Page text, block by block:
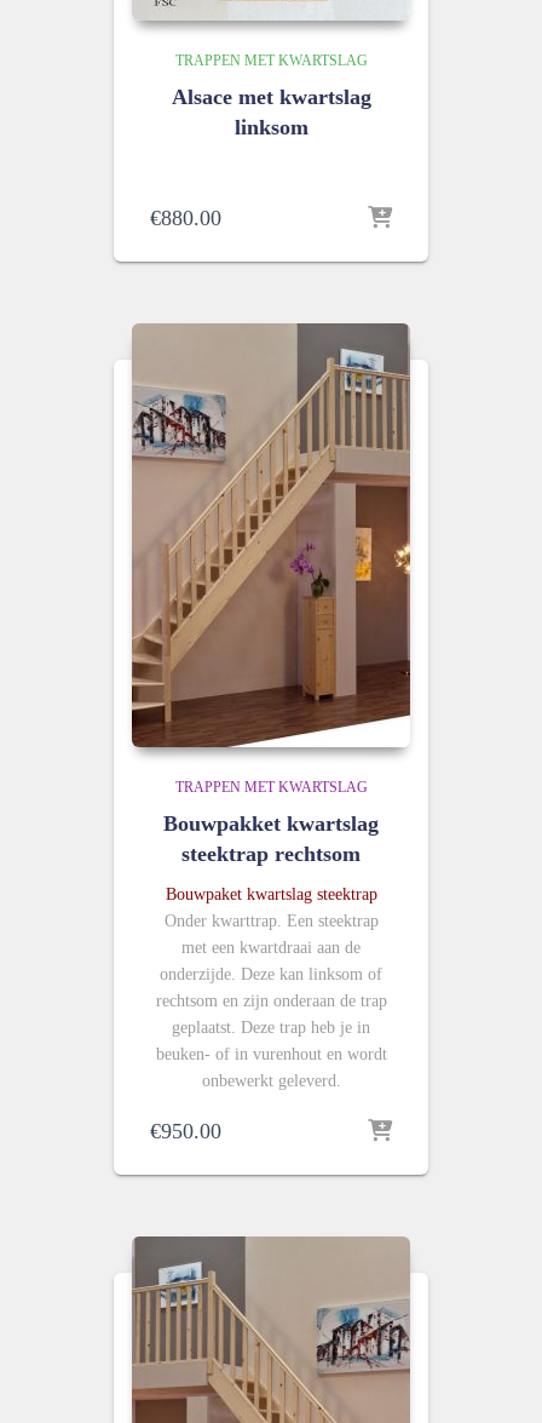
TRAPPEN MET KWARTSLAG
Alsace met kwartslag
linksom
€880.00
TRAPPEN MET KWARTSLAG
Bouwpakket kwartslag
steektrap rechtsom
Bouwpaket kwartslag steektrap
Onder kwarttrap. Een steektrap
met een kwartdraai aan de
onderzijde. Deze kan linksom of
rechtsom en zijn onderaan de trap
geplaatst. Deze trap heb je in
beuken- of in vurenhout en wordt
onbewerkt geleverd.
€950.00